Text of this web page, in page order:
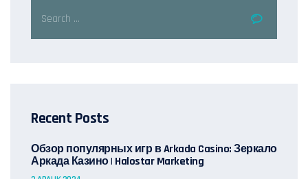
Recent Posts
Обзор популярных игр в Arkada Casino: Зеркало
Аркада Казино | Halostar Marketing